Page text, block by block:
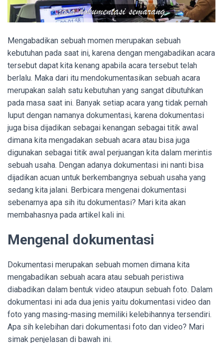
Mengabadikan sebuah momen merupakan sebuah
kebutuhan pada saat ini, karena dengan mengabadikan acara
tersebut dapat kita kenang apabila acara tersebut telah
berlalu. Maka dari itu mendokumentasikan sebuah acara
merupakan salah satu kebutuhan yang sangat dibutuhkan
pada masa saat ini. Banyak setiap acara yang tidak pernah
luput dengan namanya dokumentasi, karena dokumentasi
juga bisa dijadikan sebagai kenangan sebagai titik awal
dimana kita mengadakan sebuah acara atau bisa juga
digunakan sebagai titik awal perjuangan kita dalam merintis
sebuah usaha. Dengan adanya dokumentasi ini nanti bisa
dijadikan acuan untuk berkembangnya sebuah usaha yang
sedang kita jalani. Berbicara mengenai dokumentasi
sebenarnya apa sih itu dokumentasi? Mari kita akan
membahasnya pada artikel kali ini.
Mengenal dokumentasi
Dokumentasi merupakan sebuah momen dimana kita
mengabadikan sebuah acara atau sebuah peristiwa
diabadikan dalam bentuk video ataupun sebuah foto. Dalam
dokumentasi ini ada dua jenis yaitu dokumentasi video dan
foto yang masing-masing memiliki kelebihannya tersendiri.
Apa sih kelebihan dari dokumentasi foto dan video? Mari
simak penjelasan di bawah ini.